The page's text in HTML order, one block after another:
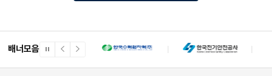
배너모음
일
이
다